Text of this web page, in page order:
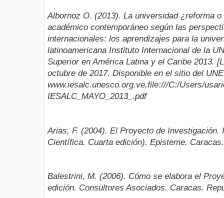
Albornoz O. (2013). La universidad ¿reforma
académico contemporáneo según las
internacionales: los aprendizajes para la
latinoamericana Instituto Internacional de la
Superior en América Latina y el Caribe 2013.
octubre de 2017. Disponible en el sitio del
www.iesalc.unesco.org.ve,file:///C:/Users/
IESALC_MAYO_2013_.pdf
Arias, F. (2004). El Proyecto de Investigación.
Científica. Cuarta edición). Episteme.
Balestrini, M. (2006). Cómo se elabora el
edición. Consultores Asociados. Caracas.